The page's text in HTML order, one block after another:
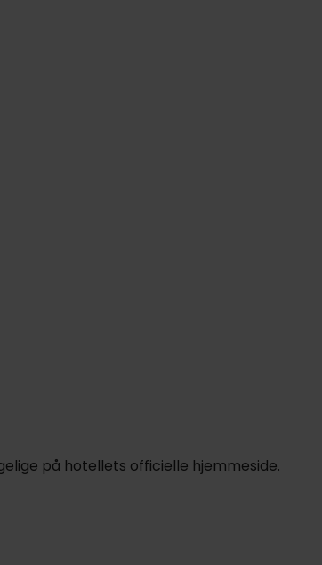
på hotellets officielle hjemmeside.